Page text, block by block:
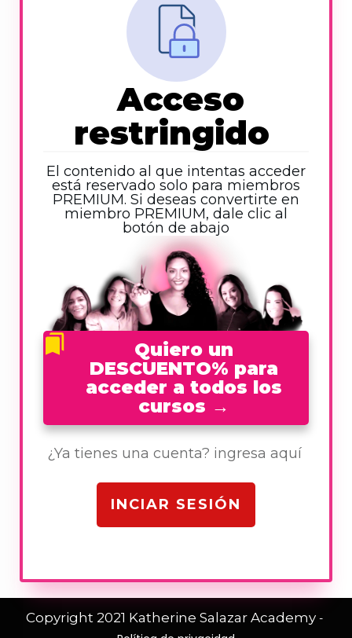
Acceso
restringido
El contenido al que intentas acceder
está reservado solo para miembros
PREMIUM. Si deseas convertirte en
miembro PREMIUM, dale clic al
botón de abajo
Quiero un
DESCUENTO% para
acceder a todos los
cursos →
¿Ya tienes una cuenta? ingresa aquí
INCIAR SESIÓN
Copyright 2021 Katherine Salazar Academy -